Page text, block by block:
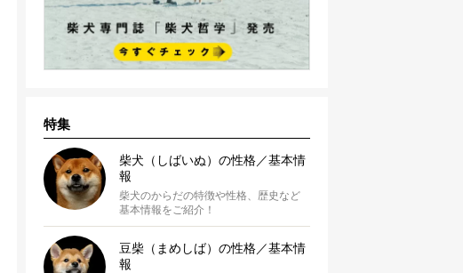
特集
柴犬（しばいぬ）の性格／基本情
報
柴犬のからだの特徴や性格、歴史など
基本情報をご紹介！
豆柴（まめしば）の性格／基本情
報